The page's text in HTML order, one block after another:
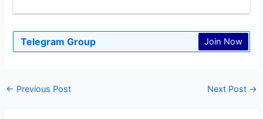
Telegram Group Join Now
← Previous Post Next Post →